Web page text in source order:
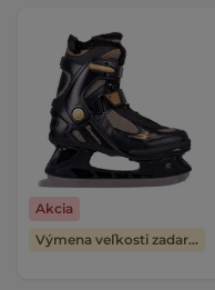
Akcia
Výmena veľkosti zadarmo